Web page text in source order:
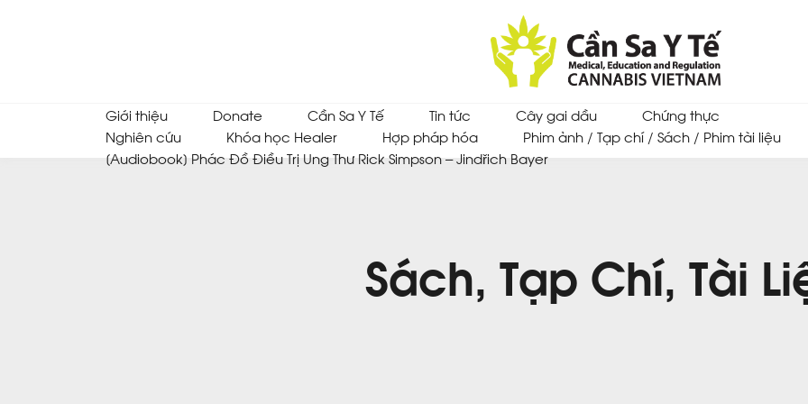
Giới thiệu Donate Cần Sa Y Tế Tin tức Cây gai dầu
Chứng thực
Nghiên cứu
Khóa học Healer Hợp pháp hóa
Phim ảnh / Tạp chí / Sách / Phim tài liệu
[Audiobook] Phác Đồ Điều Trị Ung Thư Rick Simpson – Jindřich Bayer
Sách, Tạp Chí, Tài